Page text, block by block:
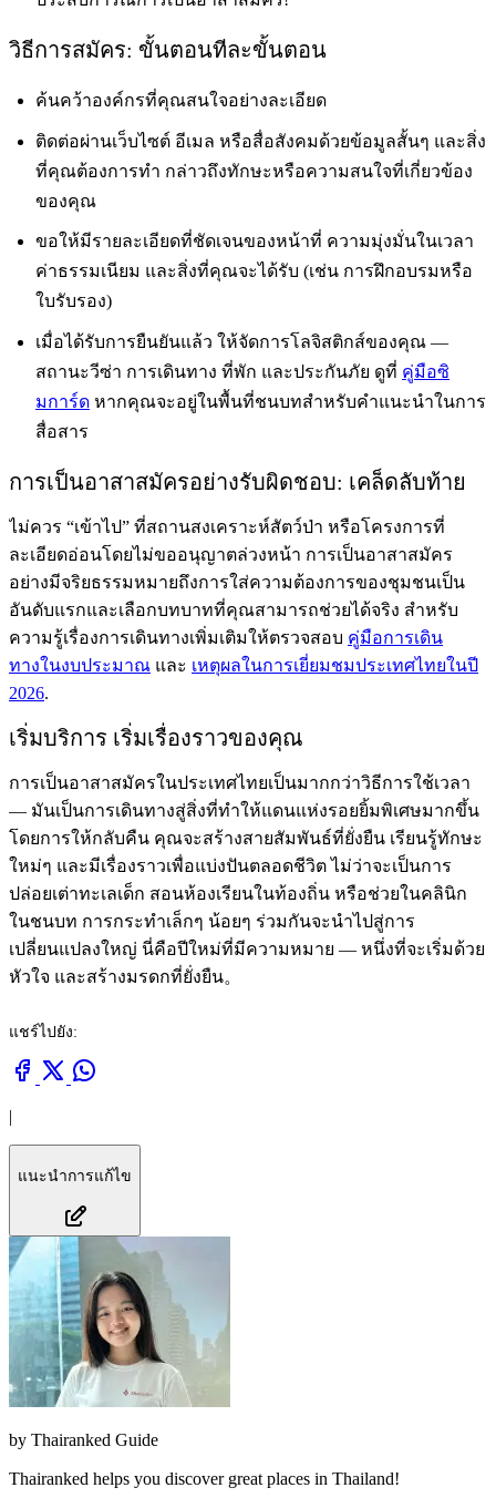
วิธีการสมัคร: ขั้นตอนทีละขั้นตอน
ค้นคว้าองค์กรที่คุณสนใจอย่างละเอียด
ติดต่อผ่านเว็บไซต์ อีเมล หรือสื่อสังคมด้วยข้อมูลสั้นๆ และสิ่ง
ที่คุณต้องการทำ กล่าวถึงทักษะหรือความสนใจที่เกี่ยวข้อง
ของคุณ
ขอให้มีรายละเอียดที่ชัดเจนของหน้าที่ ความมุ่งมั่นในเวลา
ค่าธรรมเนียม และสิ่งที่คุณจะได้รับ (เช่น การฝึกอบรมหรือ
ใบรับรอง)
เมื่อได้รับการยืนยันแล้ว ให้จัดการโลจิสติกส์ของคุณ —
สถานะวีซ่า การเดินทาง ที่พัก และประกันภัย ดูที่ คู่มือซิ
มการ์ด หากคุณจะอยู่ในพื้นที่ชนบทสำหรับคำแนะนำในการ
สื่อสาร
การเป็นอาสาสมัครอย่างรับผิดชอบ: เคล็ดลับท้าย
ไม่ควร “เข้าไป” ที่สถานสงเคราะห์สัตว์ป่า หรือโครงการที่
ละเอียดอ่อนโดยไม่ขออนุญาตล่วงหน้า การเป็นอาสาสมัคร
อย่างมีจริยธรรมหมายถึงการใส่ความต้องการของชุมชนเป็น
อันดับแรกและเลือกบทบาทที่คุณสามารถช่วยได้จริง สำหรับ
ความรู้เรื่องการเดินทางเพิ่มเติมให้ตรวจสอบ คู่มือการเดิน
ทางในงบประมาณ และ เหตุผลในการเยี่ยมชมประเทศไทยในปี
2026.
เริ่มบริการ เริ่มเรื่องราวของคุณ
การเป็นอาสาสมัครในประเทศไทยเป็นมากกว่าวิธีการใช้เวลา
— มันเป็นการเดินทางสู่สิ่งที่ทำให้แดนแห่งรอยยิ้มพิเศษมากขึ้น
โดยการให้กลับคืน คุณจะสร้างสายสัมพันธ์ที่ยั่งยืน เรียนรู้ทักษะ
ใหม่ๆ และมีเรื่องราวเพื่อแบ่งปันตลอดชีวิต ไม่ว่าจะเป็นการ
ปล่อยเต่าทะเลเด็ก สอนห้องเรียนในท้องถิ่น หรือช่วยในคลินิก
ในชนบท การกระทำเล็กๆ น้อยๆ ร่วมกันจะนำไปสู่การ
เปลี่ยนแปลงใหญ่ นี่คือปีใหม่ที่มีความหมาย — หนึ่งที่จะเริ่มด้วย
หัวใจ และสร้างมรดกที่ยั่งยืน。
แชร์ไปยัง:
|
แนะนำการแก้ไข
by Thairanked Guide
Thairanked helps you discover great places in Thailand!